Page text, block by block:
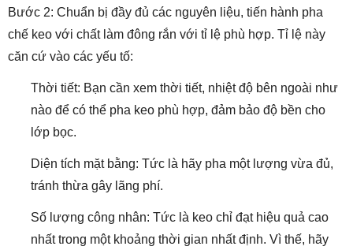
Bước 2: Chuẩn bị đầy đủ các nguyên liệu, tiến hành pha
chế keo với chất làm đông rắn với tỉ lệ phù hợp. Tỉ lệ này
căn cứ vào các yếu tố:
Thời tiết: Bạn cần xem thời tiết, nhiệt độ bên ngoài như
nào để có thể pha keo phù hợp, đảm bảo độ bền cho
lớp bọc.
Diện tích mặt bằng: Tức là hãy pha một lượng vừa đủ,
tránh thừa gây lãng phí.
Số lượng công nhân: Tức là keo chỉ đạt hiệu quả cao
nhất trong một khoảng thời gian nhất định. Vì thế, hãy